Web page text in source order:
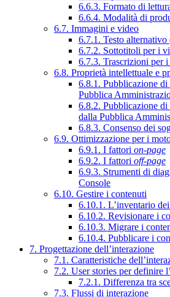
6.6.3. Formato di
6.6.4. Modalità di
6.7. Immagini e video
6.7.1. Testo
6.7.2. Sottotitoli per i
6.7.3. Trascrizioni per
6.8. Proprietà intellettuale e
6.8.1. Pubblicazione
Pubblica
6.8.2. Pubblicazione
dalla Pubblica
6.8.3. Consenso dei
6.9. Ottimizzazione per i
6.9.1. I fattori on-page
6.9.2. I fattori off-page
6.9.3. Strumenti di
Console
6.10. Gestire i contenuti
6.10.1. L’inventario
6.10.2. Revisionare i
6.10.3. Migrare i
6.10.4. Pubblicare i
7. Progettazione dell’interazione
7.1. Caratteristiche
7.2. User stories per definire
7.2.1. Differenza tra
7.3. Flussi di interazione